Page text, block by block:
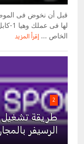
قبل أن نخوض فى
لها
الخاص ... إقرأ المزيد
2
طريقة
الرسيفر